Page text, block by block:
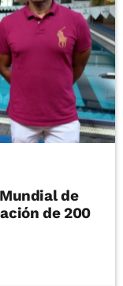
de
de 200